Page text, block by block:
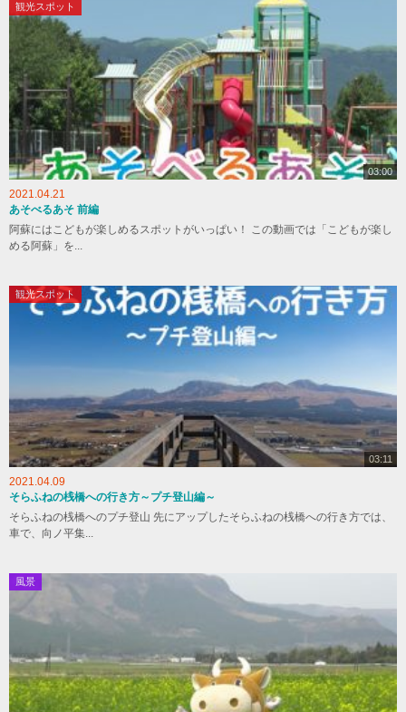
観光スポット
03:00
2021.04.21
あそべるあそ 前編
阿蘇にはこどもが楽しめるスポットがいっぱい！ この動画では「こどもが楽し
める阿蘇」を...
観光スポット
03:11
2021.04.09
そらふねの桟橋への行き方～プチ登山編～
そらふねの桟橋へのプチ登山 先にアップしたそらふねの桟橋への行き方では、
車で、向ノ平集...
風景